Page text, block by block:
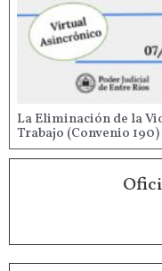
La Eliminación de la
Trabajo (Convenio 190)